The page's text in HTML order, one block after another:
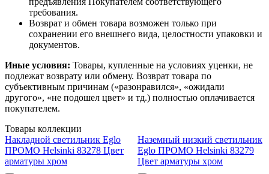
требования.
Возврат и обмен товара возможен только при
сохранении его внешнего вида, целостности упаковки и
документов.
Иные условия: Товары, купленные на условиях уценки, не
подлежат возврату или обмену. Возврат товара по
субъективным причинам («разонравился», «ожидали
другого», «не подошел цвет» и тд.) полностью оплачивается
покупателем.
Товары коллекции
Накладной светильник Eglo
ПРОМО Helsinki 83278 Цвет
арматуры хром
Наземный низкий светильник
Eglo ПРОМО Helsinki 83279
Цвет арматуры хром